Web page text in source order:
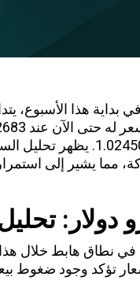
في بداية هذا الأسبوع،
الزوج عند مستوى
مما يشير إلى
دولار:
في نطاق هابط خلال
تؤكد وجود ضغوط